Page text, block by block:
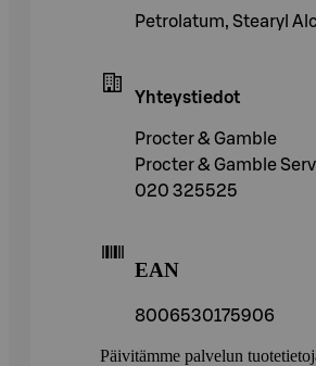
Petrolatum, Stearyl
Yhteystiedot
Procter & Gamble
Procter & Gamble
020 325525
EAN
8006530175906
Päivitämme palvelun